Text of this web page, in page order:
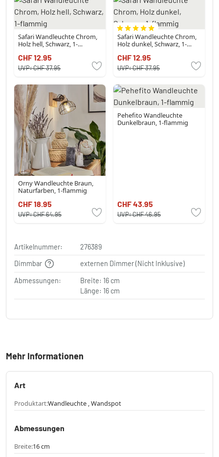
Safari Wandleuchte Chrom,
Holz hell, Schwarz, 1-
CHF 12.95
UVP:CHF 37.95
Safari Wandleuchte Chrom,
Holz dunkel, Schwarz, 1-
CHF 12.95
UVP:CHF 37.95
Orny Wandleuchte Braun,
Naturfarben, 1-flammig
CHF 18.95
UVP:CHF 64.95
Pehefito Wandleuchte
Dunkelbraun, 1-flammig
CHF 43.95
UVP:CHF 46.95
Artikelnummer:
276389
Dimmbar
externen Dimmer (Nicht Inklusive)
Abmessungen:
Breite: 16 cm
Länge: 16 cm
Mehr Informationen
Art
Produktart:Wandleuchte , Wandspot
Abmessungen
Breite:16 cm